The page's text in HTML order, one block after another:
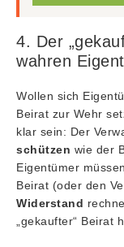
4. Der
wahren
Wollen sich
Beirat zur Wehr
klar sein: Der
schützen wie der
Eigentümer
Beirat (oder den
Widerstand
„gekaufter“ Beirat